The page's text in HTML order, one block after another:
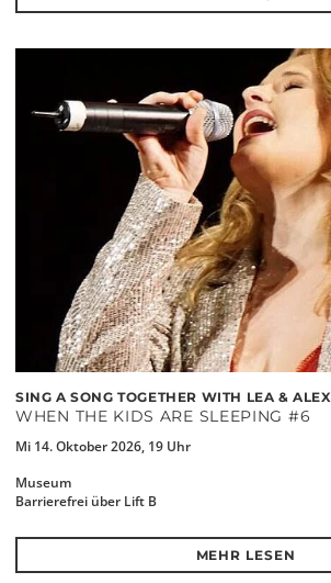
SING A SONG TOGETHER WITH LEA & ALEX
WHEN THE KIDS ARE SLEEPING #6
Mi 14. Oktober 2026, 19 Uhr
Museum
Barrierefrei über Lift B
MEHR LESEN